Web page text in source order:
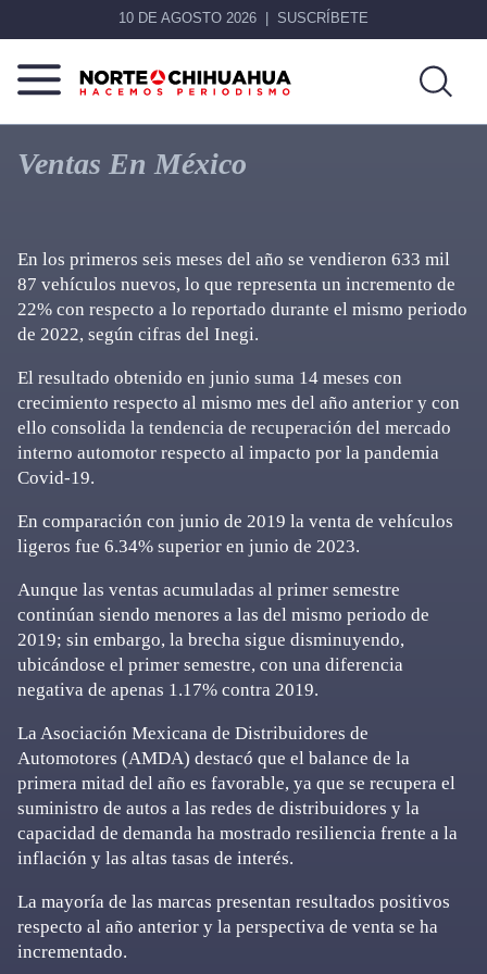
10 DE AGOSTO 2026 SUSCRÍBETE
Norte
Chihuahua
Más
que
noticias,
Ventas En México
En los primeros seis meses del año se vendieron 633 mil
87 vehículos nuevos, lo que representa un incremento de
22% con respecto a lo reportado durante el mismo periodo
de 2022, según cifras del Inegi.
El resultado obtenido en junio suma 14 meses con
crecimiento respecto al mismo mes del año anterior y con
ello consolida la tendencia de recuperación del mercado
interno automotor respecto al impacto por la pandemia
Covid-19.
En comparación con junio de 2019 la venta de vehículos
ligeros fue 6.34% superior en junio de 2023.
Aunque las ventas acumuladas al primer semestre
continúan siendo menores a las del mismo periodo de
2019; sin embargo, la brecha sigue disminuyendo,
ubicándose el primer semestre, con una diferencia
negativa de apenas 1.17% contra 2019.
La Asociación Mexicana de Distribuidores de
Automotores (AMDA) destacó que el balance de la
primera mitad del año es favorable, ya que se recupera el
suministro de autos a las redes de distribuidores y la
capacidad de demanda ha mostrado resiliencia frente a la
inflación y las altas tasas de interés.
La mayoría de las marcas presentan resultados positivos
respecto al año anterior y la perspectiva de venta se ha
incrementado.